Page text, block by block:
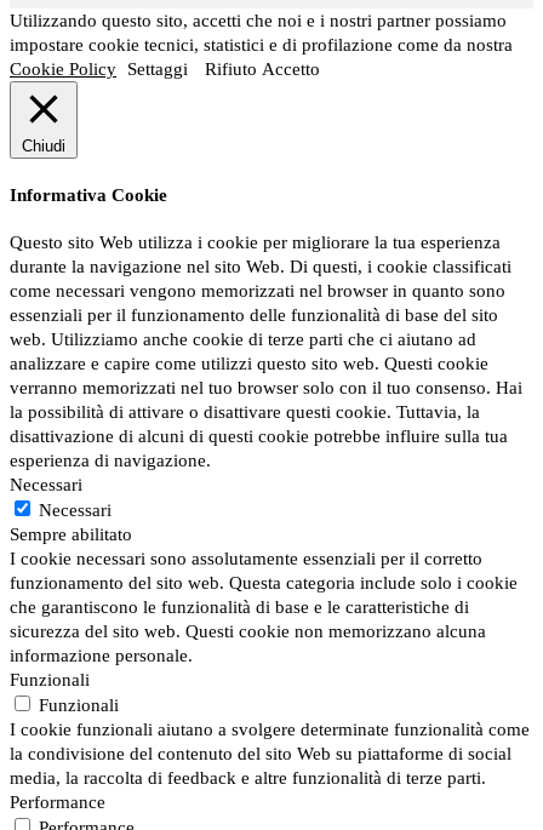
Utilizzando questo sito, accetti che noi e i nostri partner possiamo
impostare cookie tecnici, statistici e di profilazione come da nostra
Cookie Policy
Settaggi Rifiuto Accetto
Chiudi
Informativa Cookie
Questo sito Web utilizza i cookie per migliorare la tua esperienza
durante la navigazione nel sito Web. Di questi, i cookie classificati
come necessari vengono memorizzati nel browser in quanto sono
essenziali per il funzionamento delle funzionalità di base del sito
web. Utilizziamo anche cookie di terze parti che ci aiutano ad
analizzare e capire come utilizzi questo sito web. Questi cookie
verranno memorizzati nel tuo browser solo con il tuo consenso. Hai
la possibilità di attivare o disattivare questi cookie. Tuttavia, la
disattivazione di alcuni di questi cookie potrebbe influire sulla tua
esperienza di navigazione.
Necessari
Necessari
Sempre abilitato
I cookie necessari sono assolutamente essenziali per il corretto
funzionamento del sito web. Questa categoria include solo i cookie
che garantiscono le funzionalità di base e le caratteristiche di
sicurezza del sito web. Questi cookie non memorizzano alcuna
informazione personale.
Funzionali
Funzionali
I cookie funzionali aiutano a svolgere determinate funzionalità come
la condivisione del contenuto del sito Web su piattaforme di social
media, la raccolta di feedback e altre funzionalità di terze parti.
Performance